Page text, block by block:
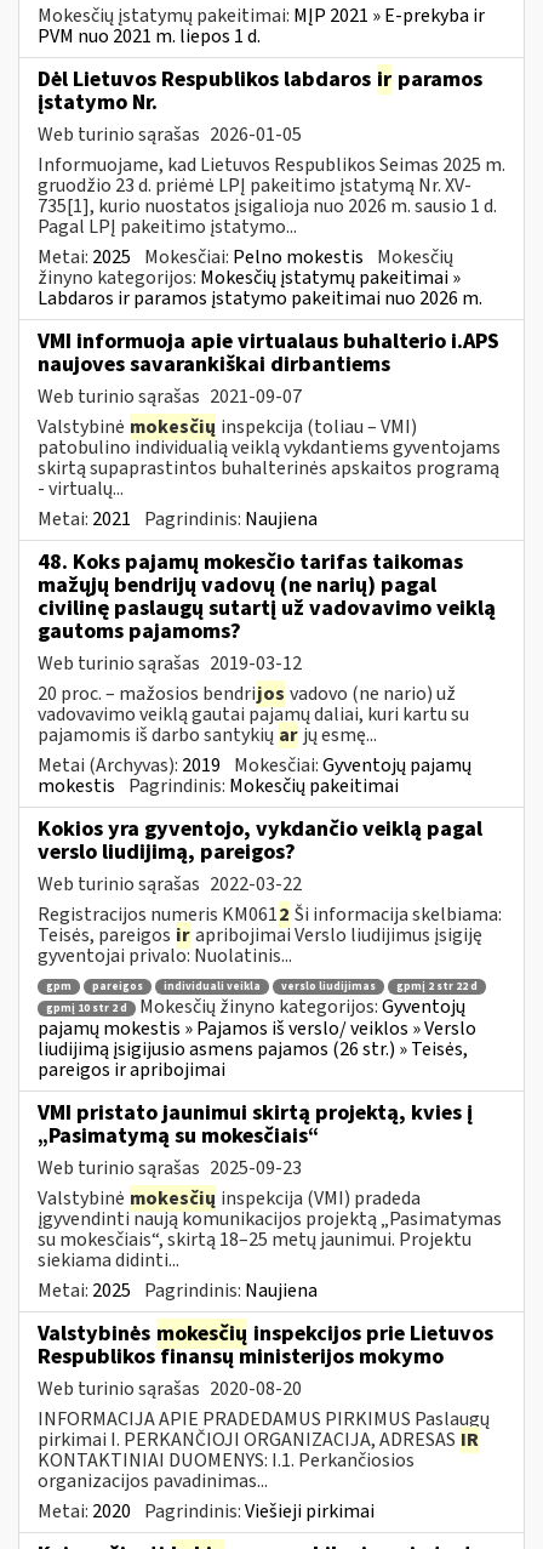
Mokesčių įstatymų pakeitimai: MĮP 2021 » E-prekyba ir
PVM nuo 2021 m. liepos 1 d.
Dėl Lietuvos Respublikos labdaros ir paramos
įstatymo Nr.
Web turinio sąrašas 2026-01-05
Informuojame, kad Lietuvos Respublikos Seimas 2025 m.
gruodžio 23 d. priėmė LPĮ pakeitimo įstatymą Nr. XV-
735[1], kurio nuostatos įsigalioja nuo 2026 m. sausio 1 d.
Pagal LPĮ pakeitimo įstatymo...
Metai: 2025 Mokesčiai: Pelno mokestis Mokesčių
žinyno kategorijos: Mokesčių įstatymų pakeitimai »
Labdaros ir paramos įstatymo pakeitimai nuo 2026 m.
VMI informuoja apie virtualaus buhalterio i.APS
naujoves savarankiškai dirbantiems
Web turinio sąrašas 2021-09-07
Valstybinė mokesčių inspekcija (toliau – VMI)
patobulino individualią veiklą vykdantiems gyventojams
skirtą supaprastintos buhalterinės apskaitos programą
- virtualų...
Metai: 2021 Pagrindinis: Naujiena
48. Koks pajamų mokesčio tarifas taikomas
mažųjų bendrijų vadovų (ne narių) pagal
civilinę paslaugų sutartį už vadovavimo veiklą
gautoms pajamoms?
Web turinio sąrašas 2019-03-12
20 proc. – mažosios bendrijos vadovo (ne nario) už
vadovavimo veiklą gautai pajamų daliai, kuri kartu su
pajamomis iš darbo santykių ar jų esmę...
Metai (Archyvas): 2019 Mokesčiai:Gyventojų pajamų
mokestis Pagrindinis: Mokesčių pakeitimai
Kokios yra gyventojo, vykdančio veiklą pagal
verslo liudijimą, pareigos?
Web turinio sąrašas 2022-03-22
Registracijos numeris KM0612 Ši informacija skelbiama:
Teisės, pareigos irapribojimai Verslo liudijimus įsigiję
gyventojai privalo: Nuolatinis...
gpm pareigos individuali veikla verslo liudijimas
gpmį 2 str 22 d
gpmį 10 str 2 d
Mokesčių žinyno kategorijos:Gyventojų
pajamų mokestis » Pajamos iš verslo/ veiklos » Verslo
liudijimą įsigijusio asmens pajamos (26 str.) » Teisės,
pareigos ir apribojimai
VMI pristato jaunimui skirtą projektą, kvies į
„Pasimatymą su mokesčiais“
Web turinio sąrašas 2025-09-23
Valstybinė mokesčių inspekcija (VMI) pradeda
įgyvendinti naują komunikacijos projektą „Pasimatymas
su mokesčiais“, skirtą 18–25 metų jaunimui. Projektu
siekiama didinti...
Metai: 2025 Pagrindinis: Naujiena
Valstybinės mokesčių inspekcijos prie Lietuvos
Respublikos finansų ministerijos mokymo
Web turinio sąrašas 2020-08-20
INFORMACIJA APIE PRADEDAMUS PIRKIMUS Paslaugų
pirkimai I. PERKANČIOJI ORGANIZACIJA, ADRESAS IR
KONTAKTINIAI DUOMENYS: I.1. Perkančiosios
organizacijos pavadinimas...
Metai: 2020 Pagrindinis:Viešieji pirkimai